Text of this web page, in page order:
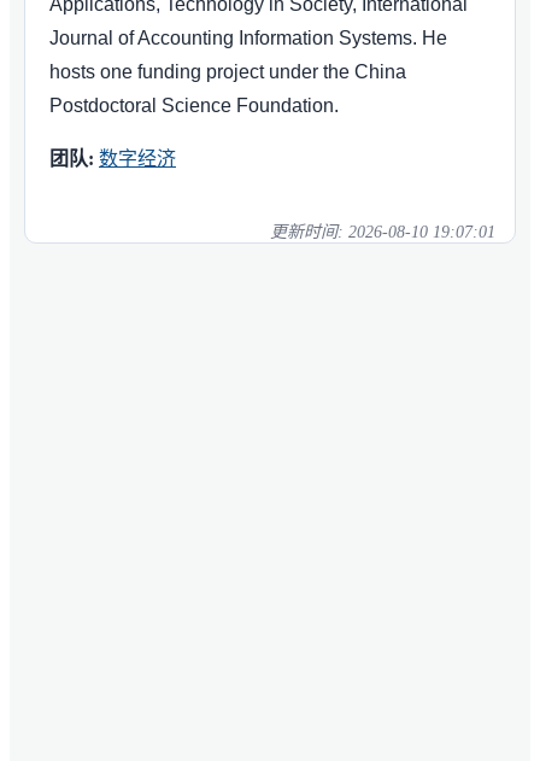
Applications, Technology in Society, International
Journal of Accounting Information Systems. He
hosts one funding project under the China
Postdoctoral Science Foundation.
团队: 数字经济
更新时间: 2026-08-10 19:07:01